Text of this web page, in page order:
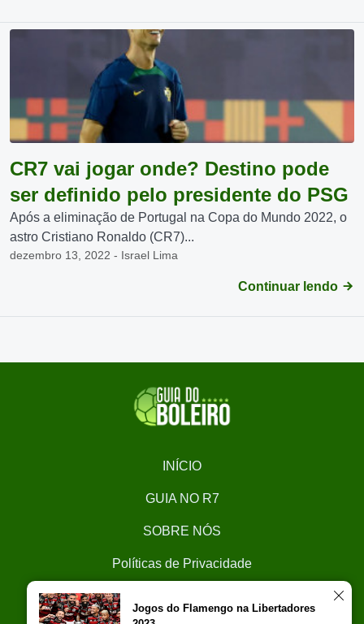
CR7 vai jogar onde? Destino pode
ser definido pelo presidente do PSG
Após a eliminação de Portugal na Copa do Mundo 2022, o
astro Cristiano Ronaldo (CR7)...
dezembro 13, 2022 - Israel Lima
Continuar lendo
INÍCIO
GUIA NO R7
SOBRE NÓS
Políticas de Privacidade
Jogos do Flamengo na Libertadores